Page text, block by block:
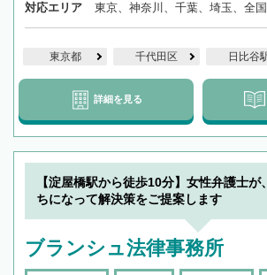
対応エリア 東京、神奈川、千葉、埼玉、全
東京都 千代田区 日比谷
詳細を見る
【淀屋橋駅から徒歩10分】女性弁護士
ちになって解決策をご提案します
ブランシュ法律事務所